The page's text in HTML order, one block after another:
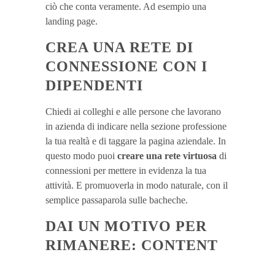
ciò che conta veramente. Ad esempio una
landing page.
CREA UNA RETE DI
CONNESSIONE CON I
DIPENDENTI
Chiedi ai colleghi e alle persone che lavorano
in azienda di indicare nella sezione professione
la tua realtà e di taggare la pagina aziendale. In
questo modo puoi creare una rete virtuosa di
connessioni per mettere in evidenza la tua
attività. E promuoverla in modo naturale, con il
semplice passaparola sulle bacheche.
DAI UN MOTIVO PER
RIMANERE: CONTENT